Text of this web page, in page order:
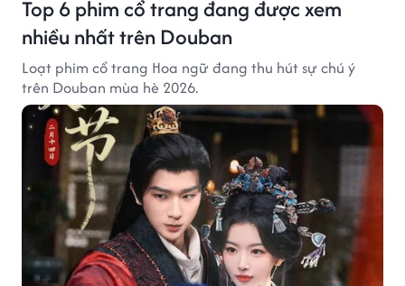
Top 6 phim cổ trang đang được xem
nhiều nhất trên Douban
Loạt phim cổ trang Hoa ngữ đang thu hút sự chú ý
trên Douban mùa hè 2026.